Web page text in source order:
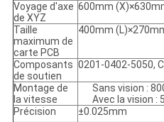
Voyage d'axe
de XYZ
600mm
Taille
maximum de
carte PCB
400mm
Composants
de soutien
0201-0402-5050,
Montage de
la vitesse
Sans vision :
Avec la vision :
Précision
±0.025mm